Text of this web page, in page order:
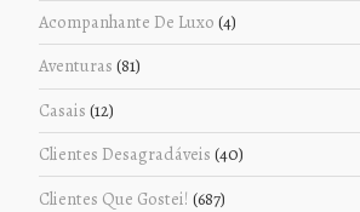
Acompanhante De Luxo (4)
Aventuras (81)
Casais (12)
Clientes Desagradáveis (40)
Clientes Que Gostei! (687)